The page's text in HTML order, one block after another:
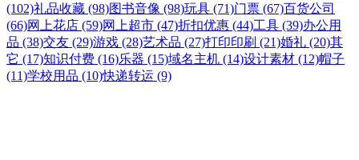
(102)礼品收藏 (98)图书音像 (98)玩具 (71)门票 (67)百货公司
(66)网上花店 (59)网上超市 (47)折扣优惠 (44)工具 (39)办公用
品 (38)交友 (29)游戏 (28)艺术品 (27)打印印刷 (21)婚礼 (20)其
它 (17)知识付费 (16)乐器 (15)域名主机 (14)设计素材 (12)帽子
(11)学校用品 (10)快递转运 (9)